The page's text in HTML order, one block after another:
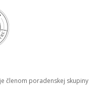
členom poradenskej skupiny